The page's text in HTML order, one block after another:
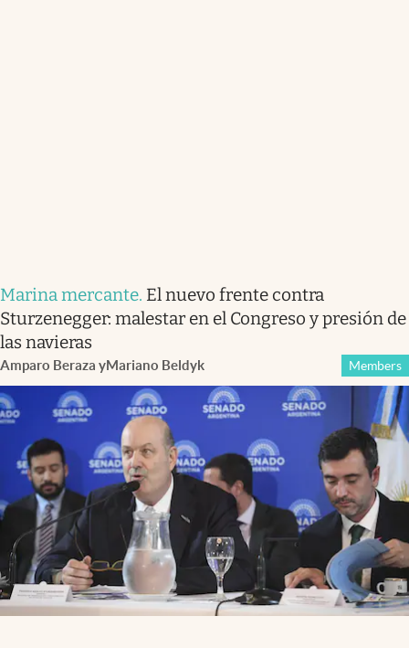
Marina mercante. El nuevo frente contra
Sturzenegger: malestar en el Congreso y presión de
las navieras
Amparo Beraza yMariano Beldyk Members